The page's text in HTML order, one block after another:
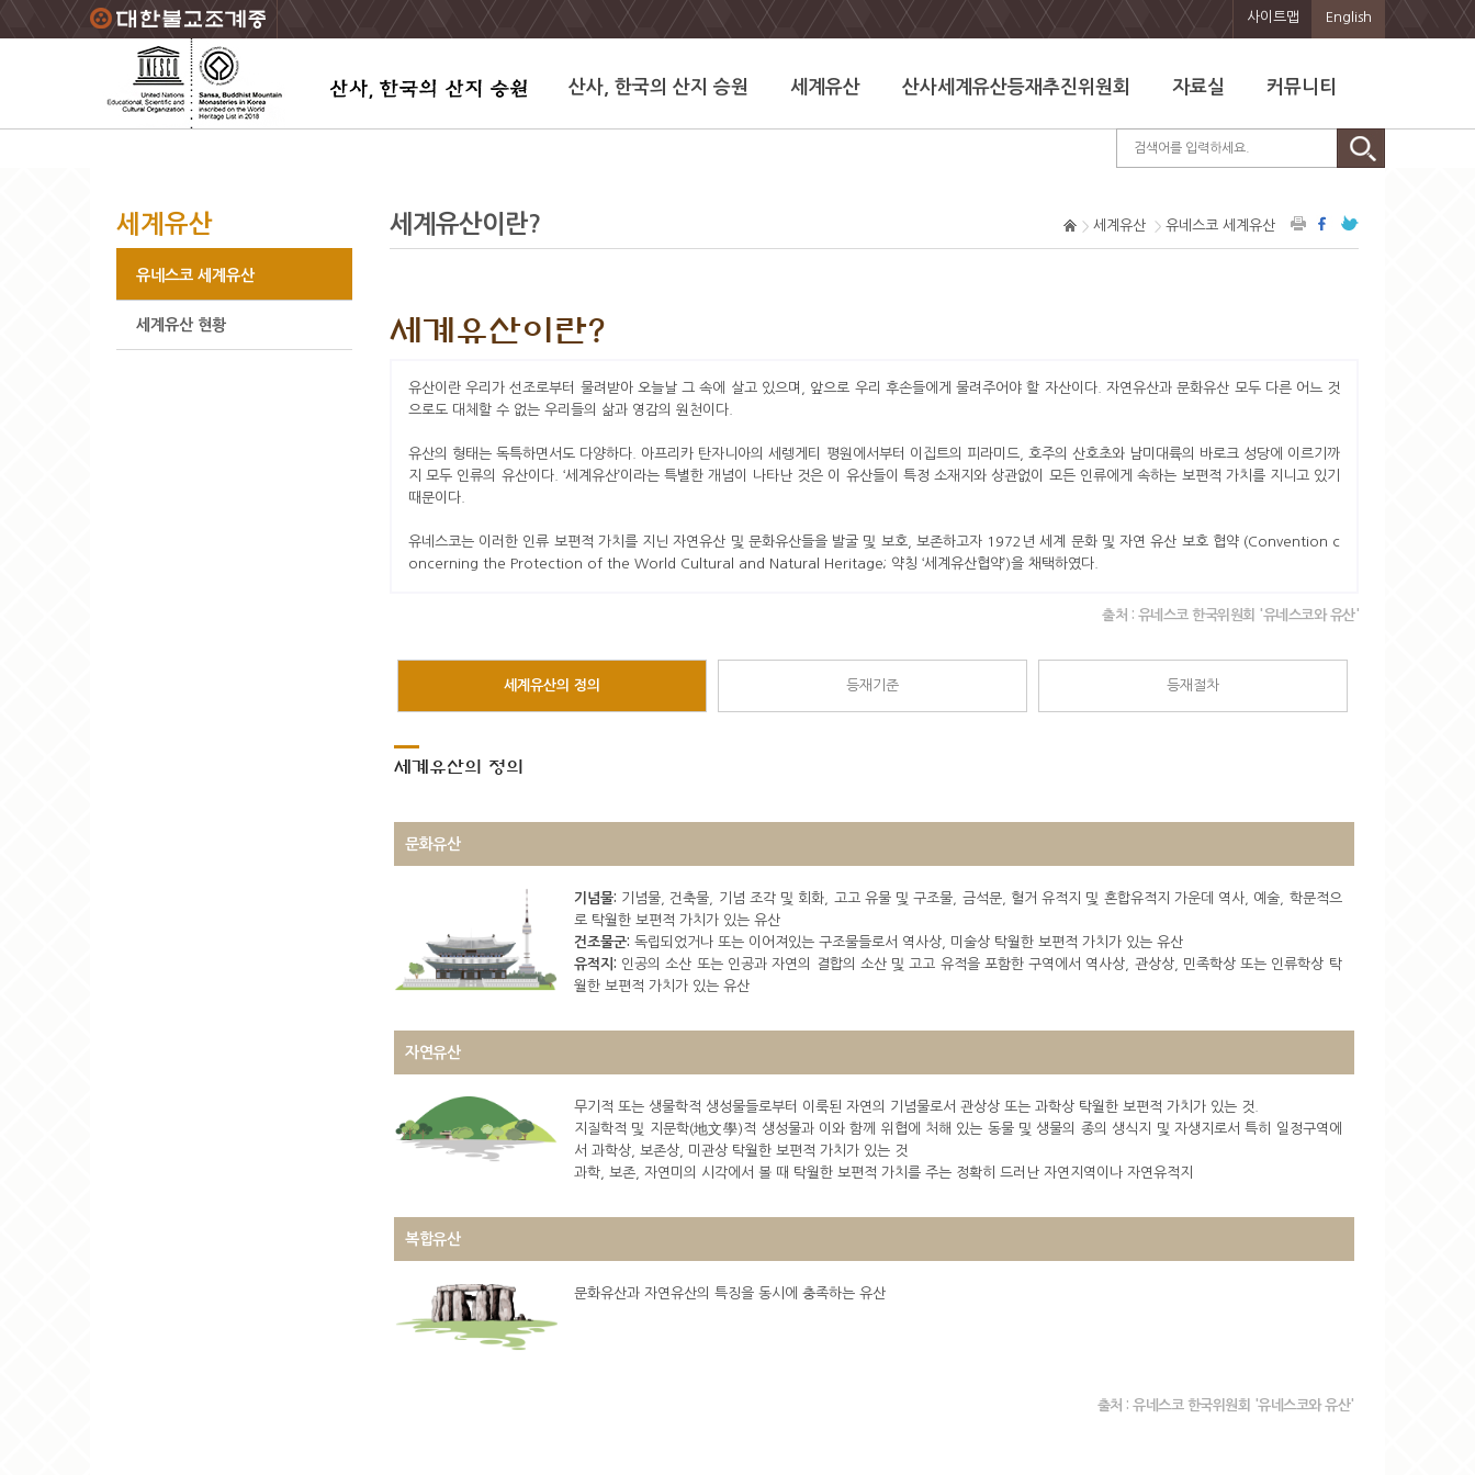
주요메뉴 바로가기
본문 바로가기
하단메뉴 바로가기 사이트맵 English
산사, 한국의 산지 승원 세계유산 산사세계유산등재추진위원회 자료실 커뮤니티
세계유산
유네스코 세계유산
세계유산 현황
세계유산이란? 세계유산 유네스코 세계유산
세계유산이란?
유산이란 우리가 선조로부터 물려받아 오늘날 그 속에 살고 있으며, 앞으로 우리 후손들에게 물려주어야 할 자산이다. 자연유산과 문화유산 모두 다른 어느 것
으로도 대체할 수 없는 우리들의 삶과 영감의 원천이다.
유산의 형태는 독특하면서도 다양하다. 아프리카 탄자니아의 세렝게티 평원에서부터 이집트의 피라미드, 호주의 산호초와 남미대륙의 바로크 성당에 이르기까
지 모두 인류의 유산이다. ‘세계유산’이라는 특별한 개념이 나타난 것은 이 유산들이 특정 소재지와 상관없이 모든 인류에게 속하는 보편적 가치를 지니고 있기
때문이다.
유네스코는 이러한 인류 보편적 가치를 지닌 자연유산 및 문화유산들을 발굴 및 보호, 보존하고자 1972년 세계 문화 및 자연 유산 보호 협약 (Convention c
oncerning the Protection of the World Cultural and Natural Heritage; 약칭 ‘세계유산협약’)을 채택하였다.
출처 : 유네스코 한국위원회 '유네스코와 유산'
세계유산의 정의 등재기준 등재절차
세계유산의 정의
문화유산
기념물: 기념물, 건축물, 기념 조각 및 회화, 고고 유물 및 구조물, 금석문, 혈거 유적지 및 혼합유적지 가운데 역사, 예술, 학문적으
로 탁월한 보편적 가치가 있는 유산
건조물군: 독립되었거나 또는 이어져있는 구조물들로서 역사상, 미술상 탁월한 보편적 가치가 있는 유산
유적지: 인공의 소산 또는 인공과 자연의 결합의 소산 및 고고 유적을 포함한 구역에서 역사상, 관상상, 민족학상 또는 인류학상 탁
월한 보편적 가치가 있는 유산
자연유산
무기적 또는 생물학적 생성물들로부터 이룩된 자연의 기념물로서 관상상 또는 과학상 탁월한 보편적 가치가 있는 것.
지질학적 및 지문학(地文學)적 생성물과 이와 함께 위협에 처해 있는 동물 및 생물의 종의 생식지 및 자생지로서 특히 일정구역에
서 과학상, 보존상, 미관상 탁월한 보편적 가치가 있는 것
과학, 보존, 자연미의 시각에서 볼 때 탁월한 보편적 가치를 주는 정확히 드러난 자연지역이나 자연유적지
복합유산
문화유산과 자연유산의 특징을 동시에 충족하는 유산
출처 : 유네스코 한국위원회 '유네스코와 유산'